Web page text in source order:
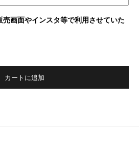
画面やインスタ等で利用させていた
カートに追加